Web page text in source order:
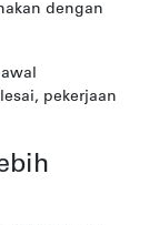
dengan
pekerjaan